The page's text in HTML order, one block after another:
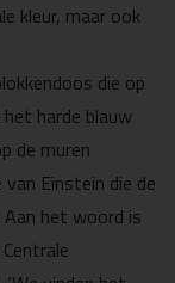
kleur, maar ook
die op
harde blauw
de muren
van Einstein die de
het woord is